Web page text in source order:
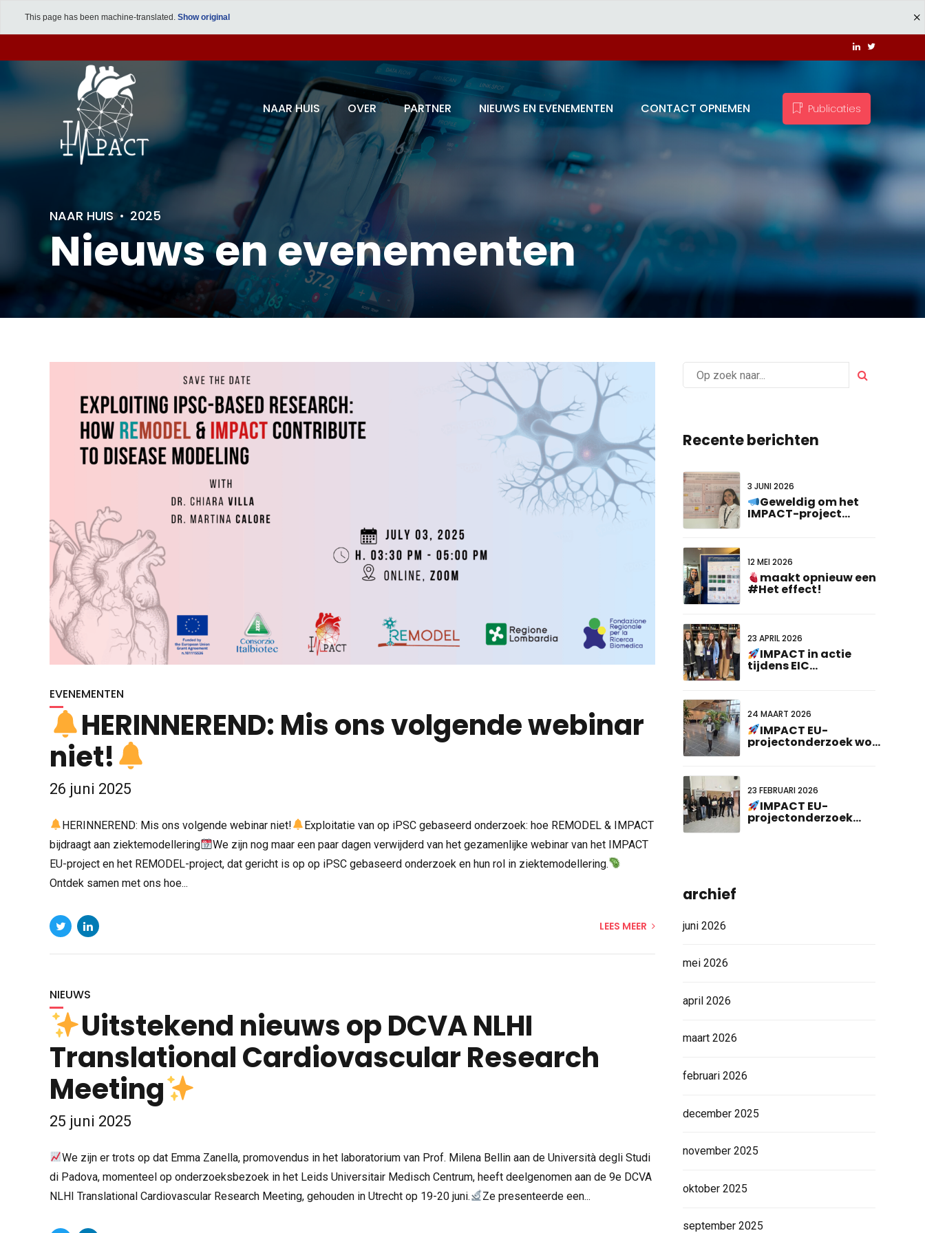
This page has been machine-translated. Show original
Publicaties
NAAR HUIS OVER PARTNER NIEUWS EN EVENEMENTEN CONTACT OPNEMEN
NAAR HUIS 2025
Nieuws en evenementen
EVENEMENTEN
HERINNEREND: Mis ons volgende webinar
niet!
26 juni 2025
HERINNEREND: Mis ons volgende webinar niet!
Exploitatie van op iPSC gebaseerd onderzoek: hoe REMODEL & IMPACT
bijdraagt aan ziektemodellering
We zijn nog maar een paar dagen verwijderd van het gezamenlijke webinar van het IMPACT
EU-project en het REMODEL-project, dat gericht is op op iPSC gebaseerd onderzoek en hun rol in ziektemodellering.
Ontdek samen met ons hoe...
LEES MEER
NIEUWS
Uitstekend nieuws op DCVA NLHI
Translational Cardiovascular Research
Meeting
25 juni 2025
We zijn er trots op dat Emma Zanella, promovendus in het laboratorium van Prof. Milena Bellin aan de Università degli Studi
di Padova, momenteel op onderzoeksbezoek in het Leids Universitair Medisch Centrum, heeft deelgenomen aan de 9e DCVA
NLHI Translational Cardiovascular Research Meeting, gehouden in Utrecht op 19-20 juni.
Ze presenteerde een...
Recente berichten
3 JUNI 2026
Geweldig om het
IMPACT-project
12 MEI 2026
maakt opnieuw een
#Het effect!
23 APRIL 2026
IMPACT in actie
tijdens EIC
24 MAART 2026
IMPACT EU-
projectonderzoek won
Duitse gezamenlijke
bijeenkomst!
23 FEBRUARI 2026
IMPACT EU-
projectonderzoek
archief
juni 2026
mei 2026
april 2026
maart 2026
februari 2026
december 2025
november 2025
oktober 2025
september 2025